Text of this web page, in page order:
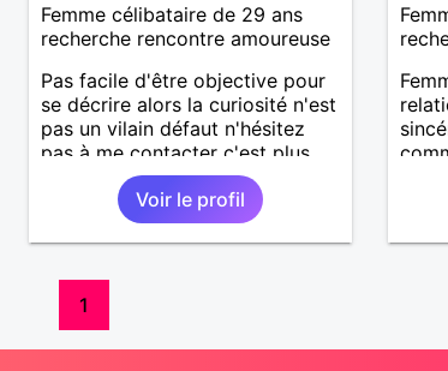
Femme célibataire de 29 ans
recherche rencontre amoureuse
Pas facile d'être objective pour
se décrire alors la curiosité n'est
pas un vilain défaut n'hésitez
pas à me contacter c'est plus
sympa pour faire connaissance.
Voir le profil
1